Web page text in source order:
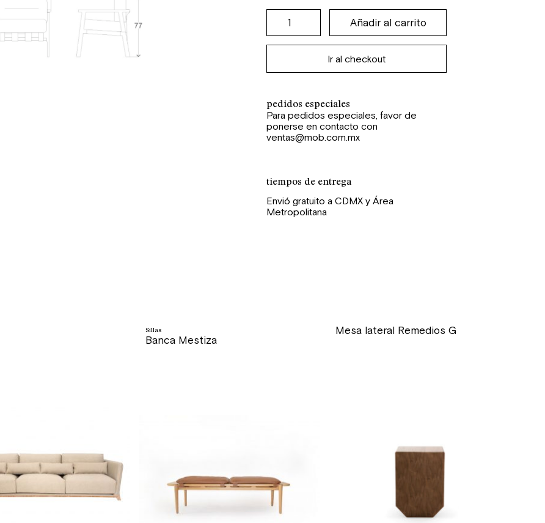
Ir al checkout
pedidos especiales
Para pedidos especiales, favor de
ponerse en contacto con
ventas@mob.com.mx
tiempos de entrega
Envió gratuito a CDMX y Área
Metropolitana
Sillas
Banca Mestiza
Mesa lateral Remedios G